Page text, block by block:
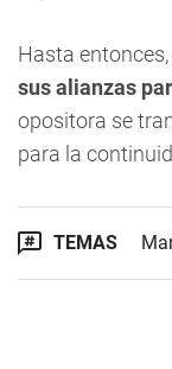
Hasta entonces,
sus alianzas
opositora se
para la
TEMAS